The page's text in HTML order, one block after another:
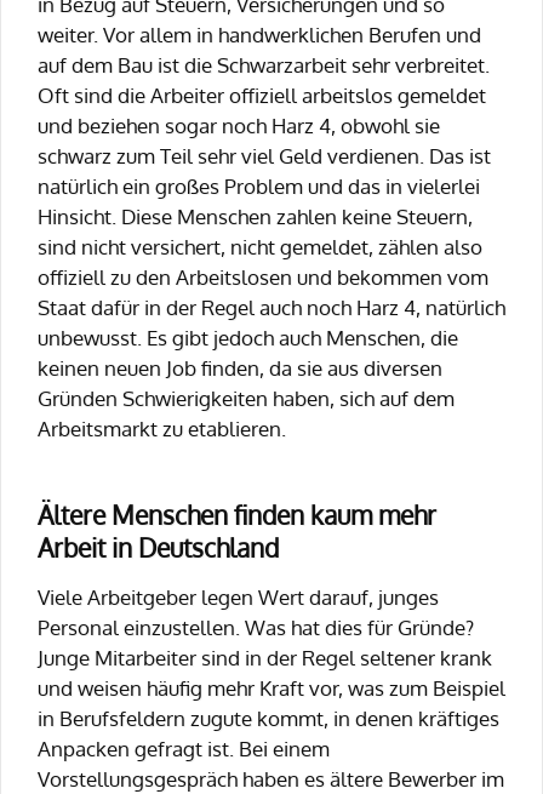
weiter. Vor allem in handwerklichen Berufen und
auf dem Bau ist die Schwarzarbeit sehr verbreitet.
Oft sind die Arbeiter offiziell arbeitslos gemeldet
und beziehen sogar noch Harz 4, obwohl sie
schwarz zum Teil sehr viel Geld verdienen. Das ist
natürlich ein großes Problem und das in vielerlei
Hinsicht. Diese Menschen zahlen keine Steuern,
sind nicht versichert, nicht gemeldet, zählen also
offiziell zu den Arbeitslosen und bekommen vom
Staat dafür in der Regel auch noch Harz 4, natürlich
unbewusst. Es gibt jedoch auch Menschen, die
keinen neuen Job finden, da sie aus diversen
Gründen Schwierigkeiten haben, sich auf dem
Arbeitsmarkt zu etablieren.
Ältere Menschen finden kaum mehr
Arbeit in Deutschland
Viele Arbeitgeber legen Wert darauf, junges
Personal einzustellen. Was hat dies für Gründe?
Junge Mitarbeiter sind in der Regel seltener krank
und weisen häufig mehr Kraft vor, was zum Beispiel
in Berufsfeldern zugute kommt, in denen kräftiges
Anpacken gefragt ist. Bei einem
Vorstellungsgespräch haben es ältere Bewerber im